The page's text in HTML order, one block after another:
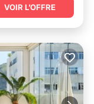
VOIR L’OFFRE